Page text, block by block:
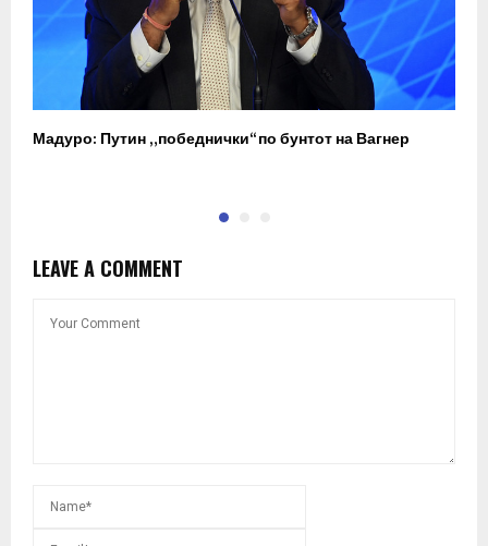
Мадуро: Путин „победнички“ по бунтот на Вагнер
LEAVE A COMMENT